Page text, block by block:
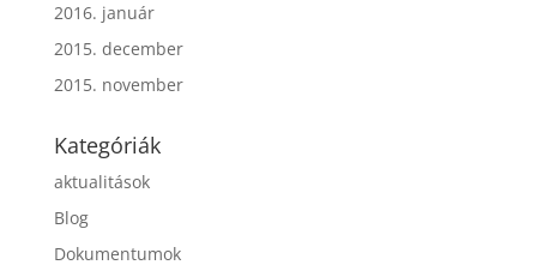
2016. január
2015. december
2015. november
Kategóriák
aktualitások
Blog
Dokumentumok